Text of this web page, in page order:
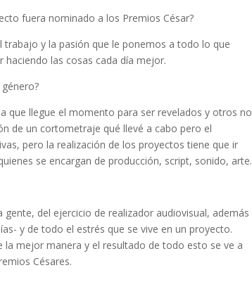
fuera nominado a los Premios César?
y la pasión que le ponemos a todo lo que
haciendo las cosas cada día mejor.
que llegue el momento para ser revelados y otros no
de un cortometraje qué llevé a cabo pero el
pero la realización de los proyectos tiene que ir
se encargan de producción, script, sonido, arte.
del ejercicio de realizador audiovisual, además
y de todo el estrés que se vive en un proyecto.
la mejor manera y el resultado de todo esto se ve a
Césares.